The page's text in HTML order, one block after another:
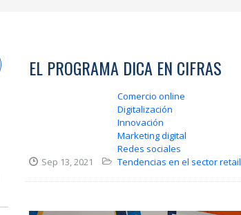
EL PROGRAMA DICA EN CIFRAS
Sep 13, 2021
Comercio online
Digitalización
Innovación
Marketing digital
Redes sociales
Tendencias en el sector retail